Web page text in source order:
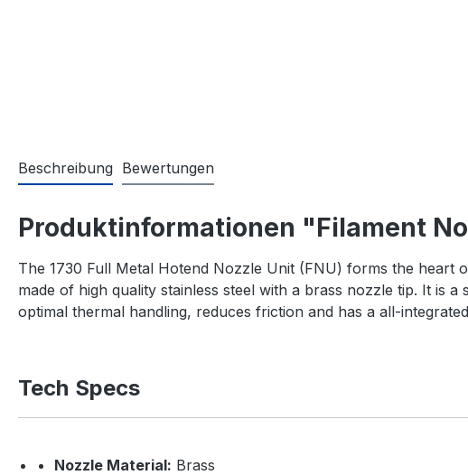
Beschreibung Bewertungen
Produktinformationen "Filament
The 1730 Full Metal Hotend Nozzle Unit (FNU) forms the heart
made of high quality stainless steel with a brass nozzle tip. It is
optimal thermal handling, reduces friction and has a all-
Tech Specs
Nozzle Material: Brass